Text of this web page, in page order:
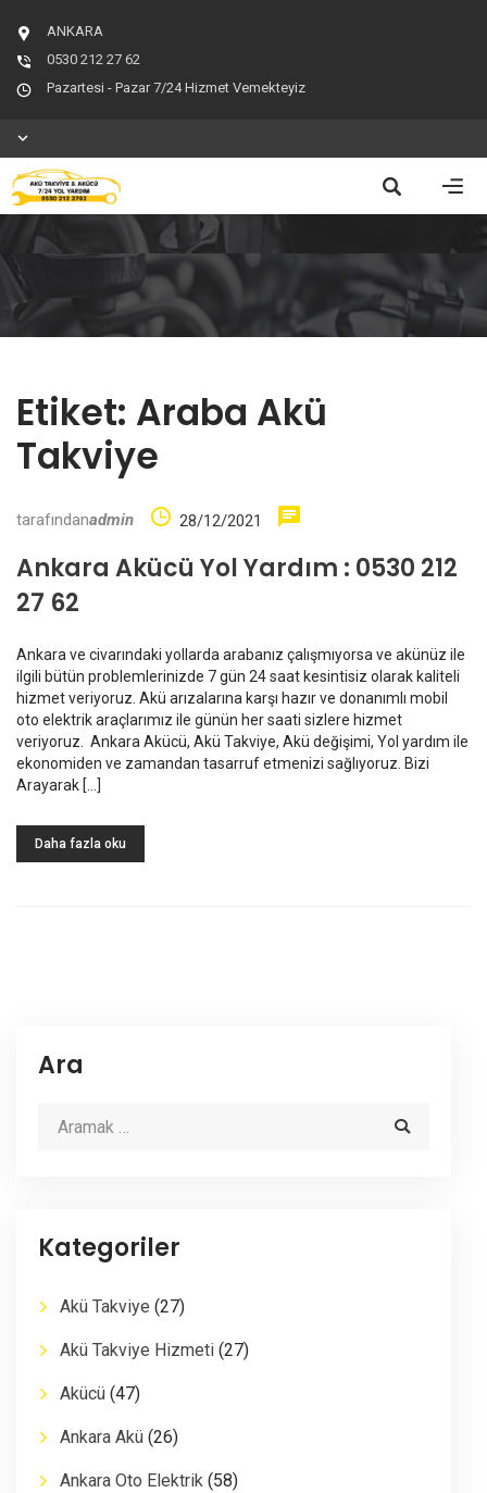
ANKARA
0530 212 27 62
Pazartesi - Pazar 7/24 Hizmet Vemekteyiz
Etiket: Araba Akü
Takviye
tarafındanadmin 28/12/2021
Ankara Akücü Yol Yardım : 0530 212
27 62
Ankara ve civarındaki yollarda arabanız çalışmıyorsa ve akünüz ile
ilgili bütün problemlerinizde 7 gün 24 saat kesintisiz olarak kaliteli
hizmet veriyoruz. Akü arızalarına karşı hazır ve donanımlı mobil
oto elektrik araçlarımız ile günün her saati sizlere hizmet
veriyoruz. Ankara Akücü, Akü Takviye, Akü değişimi, Yol yardım ile
ekonomiden ve zamandan tasarruf etmenizi sağlıyoruz. Bizi
Arayarak […]
Daha fazla oku
Ara
Kategoriler
Akü Takviye (27)
Akü Takviye Hizmeti (27)
Akücü (47)
Ankara Akü (26)
Ankara Oto Elektrik (58)